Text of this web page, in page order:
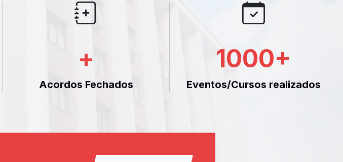
+
Acordos Fechados
1000+
Eventos/Cursos realizados